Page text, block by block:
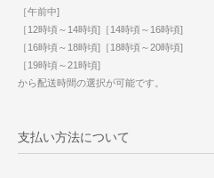
［午前中]
［12時頃～14時頃]［14時頃～16時頃]
［16時頃～18時頃]［18時頃～20時頃]
［19時頃～21時頃]
から配送時間の選択が可能です。
支払い方法について